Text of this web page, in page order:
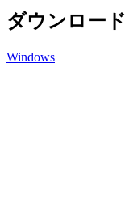
ダウンロード
Windows